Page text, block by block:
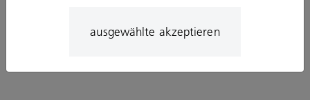
ausgewählte akzeptieren